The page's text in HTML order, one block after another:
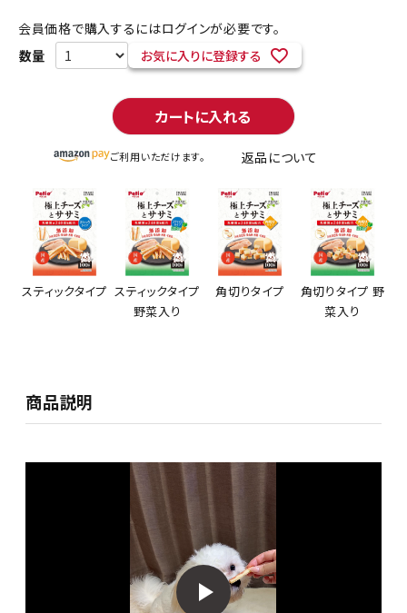
会員価格で購入するにはログインが必要です。
お気に入りに登録する
カートに入れる
ご利用いただけます。 返品について
スティックタイプ スティックタイプ
野菜入り
角切りタイプ
角切りタイプ 野
菜入り
商品説明